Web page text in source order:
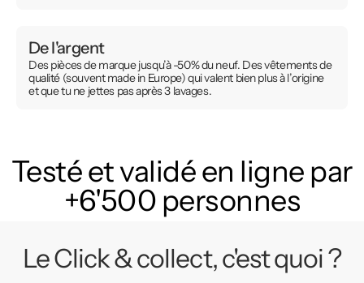
De l'argent
Des pièces de marque jusqu’à -50% du neuf. Des vêtements de
qualité (souvent made in Europe) qui valent bien plus à l’origine
et que tu ne jettes pas après 3 lavages.
Testé et validé en ligne par
+6'500 personnes
Le Click & collect, c'est quoi ?